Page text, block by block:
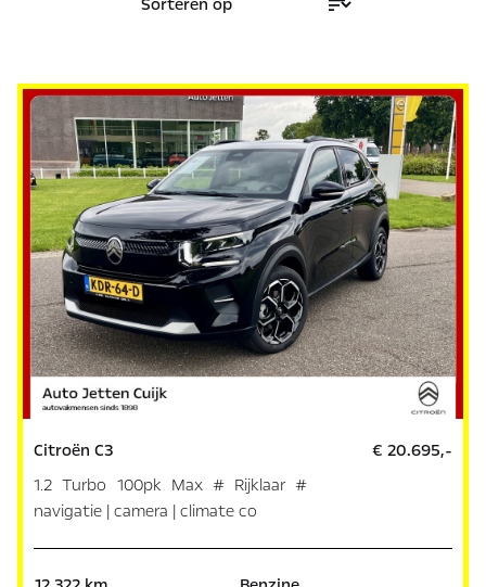
Citroën C3
1.2 Turbo 100pk Max # Rijklaar #
navigatie | camera | climate co
€ 20.695,-